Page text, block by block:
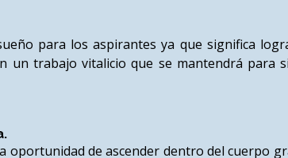
para los aspirantes ya que significa
un trabajo vitalicio que se mantendrá
oportunidad de ascender dentro del cuerpo